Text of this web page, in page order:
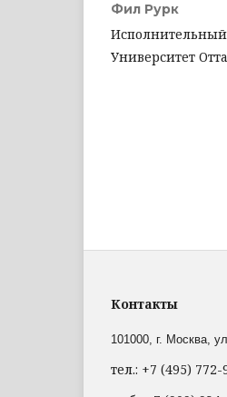
Фил Рурк
Исполнительный
Университет
Контакты
101000, г. Москва,
тел.: +7 (495)